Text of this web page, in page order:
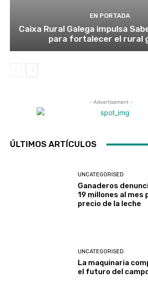
EN PORTADA
Caixa Rural Galega impulsa
para fortalecer el rural
- Advertisement -
ÚLTIMOS ARTÍCULOS
UNCATEGORISED
Ganaderos
19 millones al mes
precio de la leche
UNCATEGORISED
La maquinaria
el futuro del